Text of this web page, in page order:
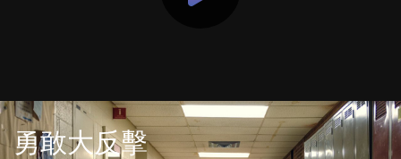
勇敢大反擊